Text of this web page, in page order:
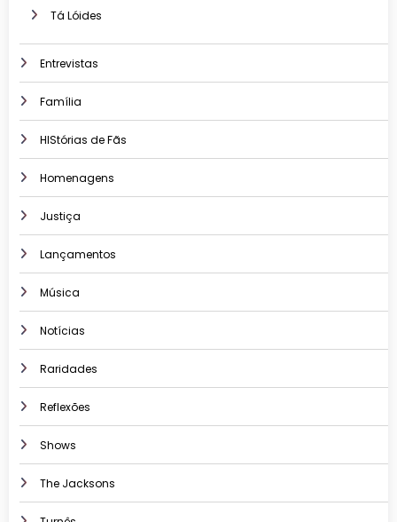
Tá Lóides
Entrevistas
Família
HIStórias de Fãs
Homenagens
Justiça
Lançamentos
Música
Notícias
Raridades
Reflexões
Shows
The Jacksons